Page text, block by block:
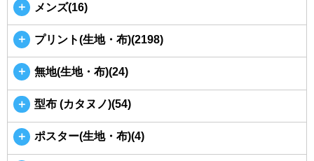
＋ メンズ(16)
＋ プリント(生地・布)(2198)
＋ 無地(生地・布)(24)
＋ 型布 (カタヌノ)(54)
＋ ポスター(生地・布)(4)